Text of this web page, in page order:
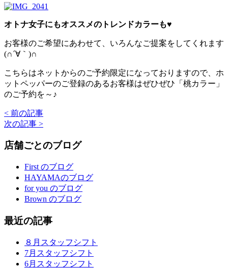
オトナ女子にもオススメのトレンドカラーも♥
お客様のご希望にあわせて、いろんなご提案をしてくれます
(∩´∀｀)∩
こちらはネットからのご予約限定になっておりますので、ホ
ットペッパーのご登録のあるお客様はぜひぜひ「桃カラー」
のご予約を～♪
< 前の記事
次の記事 >
店舗ごとのブログ
First のブログ
HAYAMAのブログ
for you のブログ
Brown のブログ
最近の記事
８月スタッフシフト
7月スタッフシフト
6月スタッフシフト